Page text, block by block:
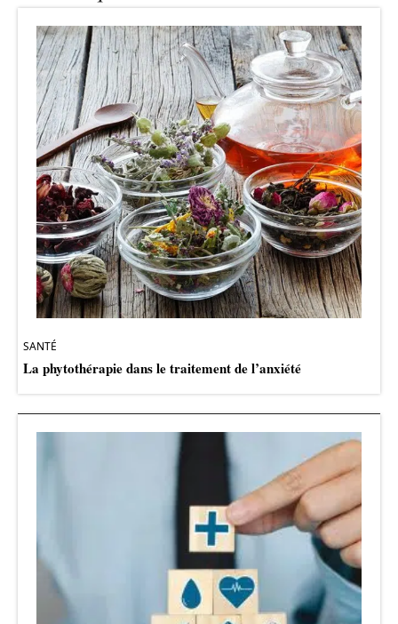
SANTÉ
La phytothérapie dans le traitement de l’anxiété